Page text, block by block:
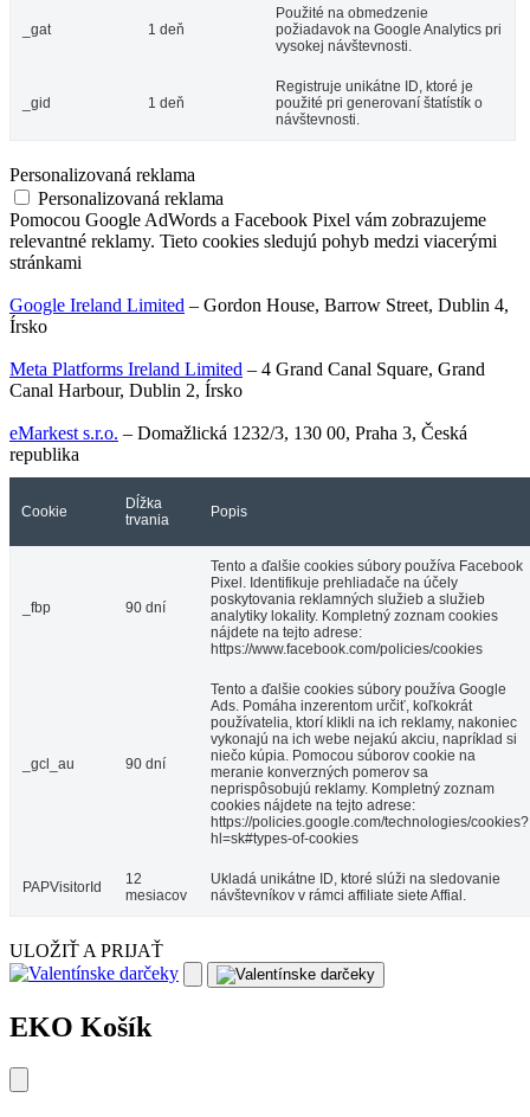
_gat 1 deň
Použité na obmedzenie
požiadavok na Google Analytics pri
vysokej návštevnosti.
_gid 1 deň
Registruje unikátne ID, ktoré je
použité pri generovaní štatístík o
návštevnosti.
Personalizovaná reklama
Personalizovaná reklama
Pomocou Google AdWords a Facebook Pixel vám zobrazujeme
relevantné reklamy. Tieto cookies sledujú pohyb medzi viacerými
stránkami
Google Ireland Limited – Gordon House, Barrow Street, Dublin 4,
Írsko
Meta Platforms Ireland Limited – 4 Grand Canal Square, Grand
Canal Harbour, Dublin 2, Írsko
eMarkest s.r.o. – Domažlická 1232/3, 130 00, Praha 3, Česká
republika
Cookie
Dĺžka
trvania
Popis
_fbp 90 dní
Tento a ďalšie cookies súbory používa Facebook
Pixel. Identifikuje prehliadače na účely
poskytovania reklamných služieb a služieb
analytiky lokality. Kompletný zoznam cookies
nájdete na tejto adrese:
https://www.facebook.com/policies/cookies
_gcl_au 90 dní
Tento a ďalšie cookies súbory používa Google
Ads. Pomáha inzerentom určiť, koľkokrát
používatelia, ktorí klikli na ich reklamy, nakoniec
vykonajú na ich webe nejakú akciu, napríklad si
niečo kúpia. Pomocou súborov cookie na
meranie konverzných pomerov sa
neprispôsobujú reklamy. Kompletný zoznam
cookies nájdete na tejto adrese:
https://policies.google.com/technologies/cookies?
hl=sk#types-of-cookies
PAPVisitorId
12
mesiacov
Ukladá unikátne ID, ktoré slúži na sledovanie
návštevníkov v rámci affiliate siete Affial.
ULOŽIŤ A PRIJAŤ
EKO Košík